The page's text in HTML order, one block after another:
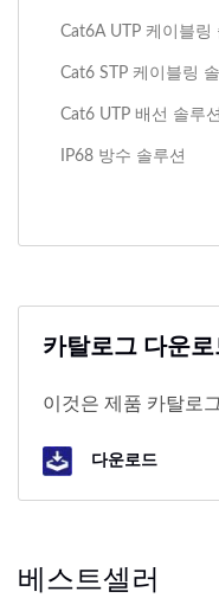
Cat6A UTP 케이블링
Cat6 STP 케이블링
Cat6 UTP 배선 솔루션
IP68 방수 솔루션
카탈로그 다운로
이것은 제품 카탈로
다운로드
베스트셀러